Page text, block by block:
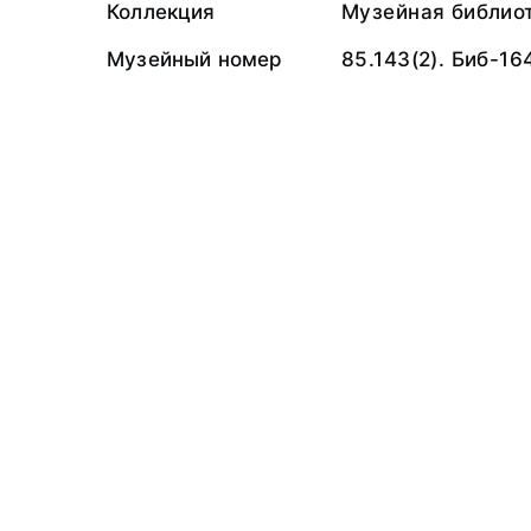
Коллекция
Музейная
Музейный номер
85.143(2). Биб-